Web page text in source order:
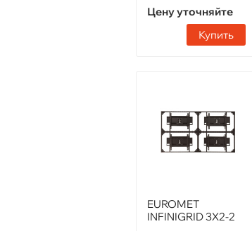
Цену уточняйте
Купить
EUROMET
INFINIGRID 3X2-2